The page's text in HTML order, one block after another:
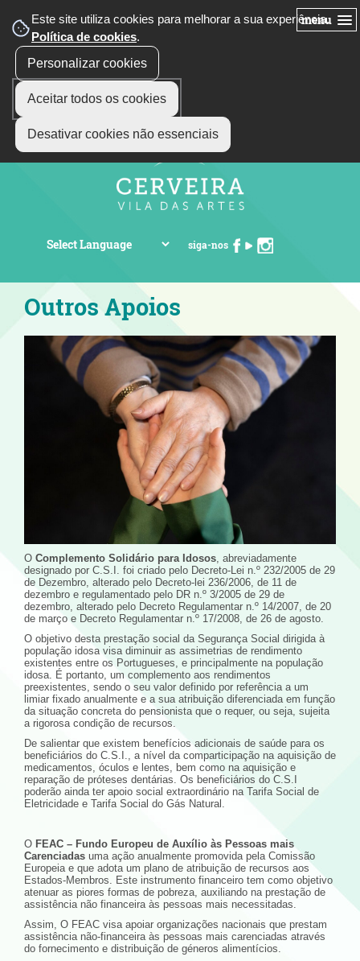
Este site utiliza cookies para melhorar a sua experiência.
Política de cookies.
Personalizar cookies
Aceitar todos os cookies
Desativar cookies não essenciais
menu
siga-nos
Outros Apoios
O Complemento Solidário para Idosos , abreviadamente
designado por C.S.I. foi criado pelo Decreto-Lei n.º 232/2005 de 29
de Dezembro, alterado pelo Decreto-lei 236/2006, de 11 de
dezembro e regulamentado pelo DR n.º 3/2005 de 29 de
dezembro, alterado pelo Decreto Regulamentar n.º 14/2007, de 20
de março e Decreto Regulamentar n.º 17/2008, de 26 de agosto.
O objetivo desta prestação social da Segurança Social dirigida à
população idosa visa diminuir as assimetrias de rendimento
existentes entre os Portugueses, e principalmente na população
idosa. É portanto, um complemento aos rendimentos
preexistentes, sendo o seu valor definido por referência a um
limiar fixado anualmente e a sua atribuição diferenciada em função
da situação concreta do pensionista que o requer, ou seja, sujeita
a rigorosa condição de recursos.
De salientar que existem benefícios adicionais de saúde para os
beneficiários do C.S.I., a nível da comparticipação na aquisição de
medicamentos, óculos e lentes, bem como na aquisição e
reparação de próteses dentárias. Os beneficiários do C.S.I
poderão ainda ter apoio social extraordinário na Tarifa Social de
Eletricidade e Tarifa Social do Gás Natural.
O FEAC – Fundo Europeu de Auxílio às Pessoas mais
Carenciadas uma ação anualmente promovida pela Comissão
Europeia e que adota um plano de atribuição de recursos aos
Estados-Membros. Este instrumento financeiro tem como objetivo
atenuar as piores formas de pobreza, auxiliando na prestação de
assistência não financeira às pessoas mais necessitadas.
Assim, O FEAC visa apoiar organizações nacionais que prestam
assistência não-financeira às pessoas mais carenciadas através
do fornecimento e distribuição de géneros alimentícios.